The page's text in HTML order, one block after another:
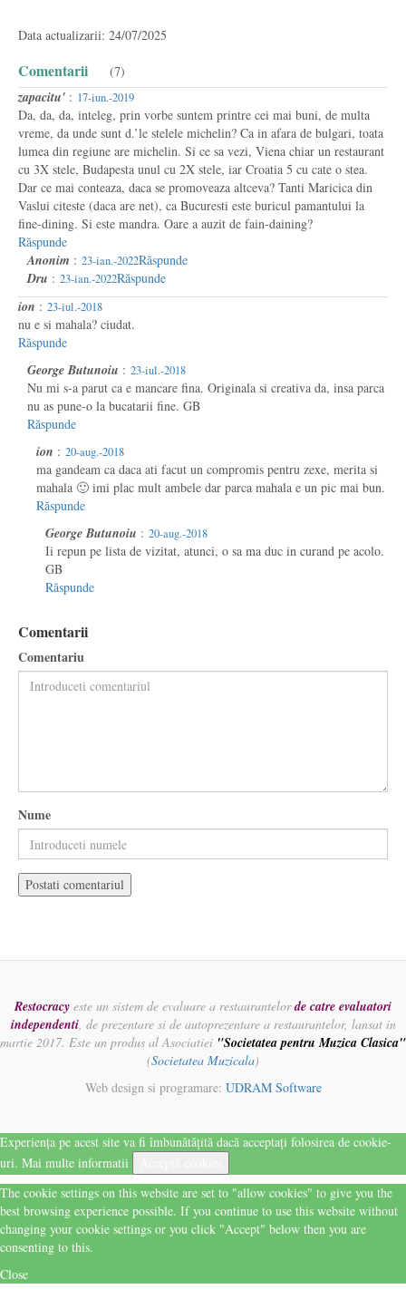
Data actualizarii: 24/07/2025
Comentarii (7)
zapacitu' : 17-iun.-2019
Da, da, da, inteleg, prin vorbe suntem printre cei mai buni, de multa
vreme, da unde sunt d.’le stelele michelin? Ca in afara de bulgari, toata
lumea din regiune are michelin. Si ce sa vezi, Viena chiar un restaurant
cu 3X stele, Budapesta unul cu 2X stele, iar Croatia 5 cu cate o stea.
Dar ce mai conteaza, daca se promoveaza altceva? Tanti Maricica din
Vaslui citeste (daca are net), ca Bucuresti este buricul pamantului la
fine-dining. Si este mandra. Oare a auzit de fain-daining?
Răspunde
Anonim : 23-ian.-2022Răspunde
Dru : 23-ian.-2022Răspunde
ion : 23-iul.-2018
nu e si mahala? ciudat.
Răspunde
George Butunoiu : 23-iul.-2018
Nu mi s-a parut ca e mancare fina. Originala si creativa da, insa parca
nu as pune-o la bucatarii fine. GB
Răspunde
ion : 20-aug.-2018
ma gandeam ca daca ati facut un compromis pentru zexe, merita si
mahala 🙂 imi plac mult ambele dar parca mahala e un pic mai bun.
Răspunde
George Butunoiu : 20-aug.-2018
Ii repun pe lista de vizitat, atunci, o sa ma duc in curand pe acolo.
GB
Răspunde
Comentarii
Comentariu
Nume
Restocracy este un sistem de evaluare a restaurantelorde catre evaluatori
independenti, de prezentare si de autoprezentare a restaurantelor, lansat in
martie 2017. Este un produs al Asociatiei "Societatea pentru Muzica Clasica"
(Societatea Muzicala)
Web design si programare: UDRAM Software
Experiența pe acest site va fi îmbunătățită dacă acceptați folosirea de cookie-
uri. Mai multe informatii
The cookie settings on this website are set to "allow cookies" to give you the
best browsing experience possible. If you continue to use this website without
changing your cookie settings or you click "Accept" below then you are
consenting to this.
Close